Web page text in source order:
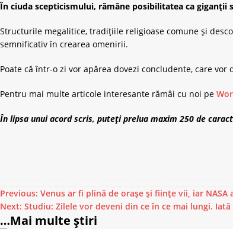
În ciuda scepticismului, rămâne posibilitatea ca
Structurile megalitice, tradițiile religioase comune și
semnificativ în crearea omenirii.
Poate că într-o zi vor apărea dovezi concludente, care
Pentru mai multe articole interesante rămâi cu noi pe
În lipsa unui acord scris, puteți prelua maxim 250 de
Previous: Venus ar fi plină de orașe și ființe vii, iar NASA
Next: Studiu: Zilele vor deveni din ce în ce mai lungi. Iată
…Mai multe știri